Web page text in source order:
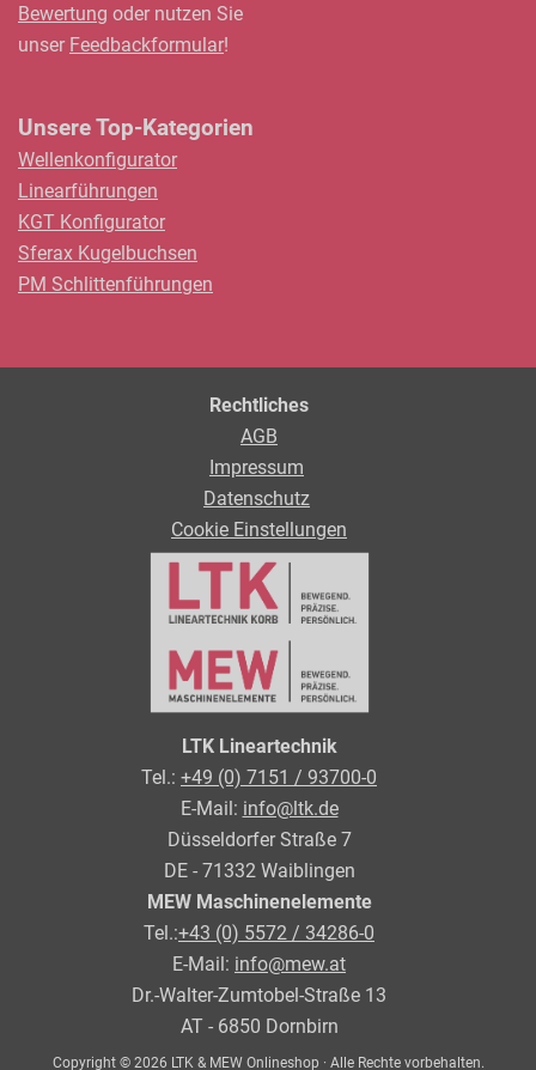
Bewertung oder nutzen Sie
unser Feedbackformular!
Unsere Top-Kategorien
Wellenkonfigurator
Linearführungen
KGT Konfigurator
Sferax Kugelbuchsen
PM Schlittenführungen
Copyright © 2026 LTK & MEW Onlineshop · Alle Rechte vorbehalten.
Rechtliches
AGB
Impressum
Datenschutz
Cookie Einstellungen
LTK Lineartechnik
Tel.: +49 (0) 7151 / 93700-0
E-Mail: info@ltk.de
Düsseldorfer Straße 7
DE - 71332 Waiblingen
MEW Maschinenelemente
Tel.:+43 (0) 5572 / 34286-0
E-Mail: info@mew.at
Dr.-Walter-Zumtobel-Straße 13
AT - 6850 Dornbirn